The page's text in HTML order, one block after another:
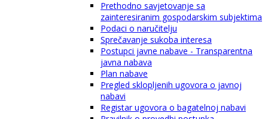
Prethodno savjetovanje sa
zainteresiranim gospodarskim subjektima
Podaci o naručitelju
Sprečavanje sukoba interesa
Postupci javne nabave - Transparentna
javna nabava
Plan nabave
Pregled sklopljenih ugovora o javnoj
nabavi
Registar ugovora o bagatelnoj nabavi